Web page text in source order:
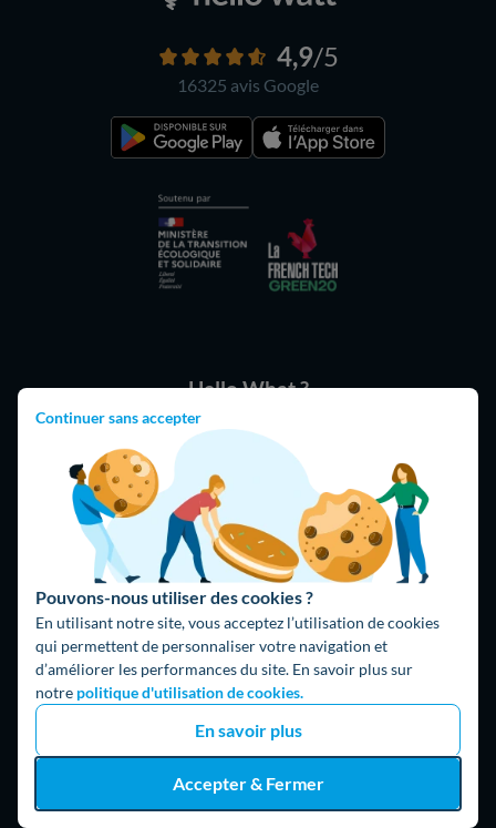
Continuer sans accepter
Pouvons-nous utiliser des cookies ?
En utilisant notre site, vous acceptez l’utilisation de cookies
qui permettent de personnaliser votre navigation et
d’améliorer les performances du site. En savoir plus sur
notre politique d'utilisation de cookies.
En savoir plus
Accepter & Fermer
4,9/5
16325 avis Google
Hello What ?
Blog
L'équipe de rédaction
Hello Watt Espagne
Hello Team
Jobs
Parrainage
Rejoindre notre réseau d'artisans
Hello !
75018 Paris